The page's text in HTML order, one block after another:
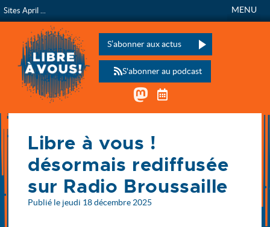
Libre à vous !
L’émission de radio
MENU
S’abonner aux actus
Veuillez laisser ce champ vide :
Mastodon
S'abonner au podcast
Actualités
Libre à vous ! désormais rediffusée sur Radio Broussaille
Libre à vous !
désormais rediffusée
sur Radio Broussaille
Publié le jeudi 18 décembre 2025
Sites April ...